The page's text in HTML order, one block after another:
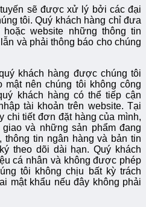
sẽ được xử lý bởi các đại
tôi. Quý khách hàng chỉ đưa
website những thông tin
và phải thông báo cho chúng
khách hàng được chúng tôi
nên chúng tôi không công
khách hàng có thể tiếp cận
tài khoản trên website. Tại
chi tiết đơn đặt hàng của mình,
và những sản phẩm đang
tin ngân hàng và bản tin
theo dõi dài hạn. Quý khách
cá nhân và không được phép
tôi không chịu bất kỳ trách
mật khẩu nếu đây không phải